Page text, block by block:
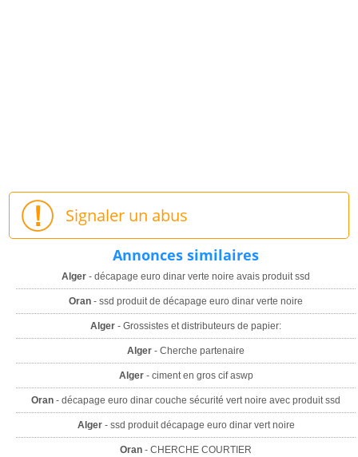
Signaler un abus
Annonces similaires
Alger - décapage euro dinar verte noire avais produit ssd
Oran - ssd produit de décapage euro dinar verte noire
Alger - Grossistes et distributeurs de papier:
Alger - Cherche partenaire
Alger- ciment en gros cif aswp
Oran - décapage euro dinar couche sécurité vert noire avec produit ssd
Alger- ssd produit décapage euro dinar vert noire
Oran - CHERCHE COURTIER